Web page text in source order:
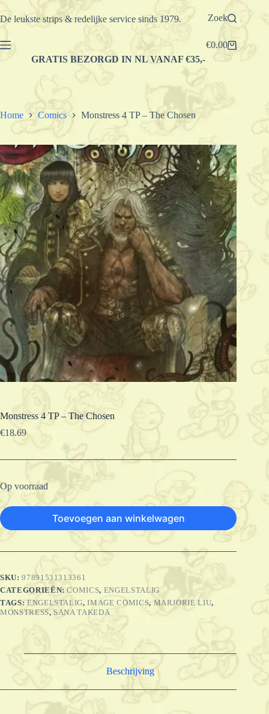
Ga
naar
De leukste strips & redelijke service sinds 1979. Zoek
Winkelwagen
€0.00
GRATIS BEZORGD IN NL VANAF €35,-
Home Comics Monstress 4 TP – The Chosen
Monstress 4 TP – The Chosen
€18.69
Op voorraad
Toevoegen aan winkelwagen
SKU:97891531313361
CATEGORIEËN:COMICS, ENGELSTALIG
TAGS: ENGELSTALIG,IMAGE COMICS, MARJORIE LIU,
MONSTRESS, SANA TAKEDA
Beschrijving